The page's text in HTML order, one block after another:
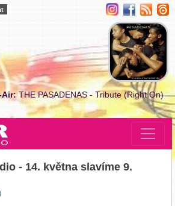
Air:THE PASADENAS - Tribute (Right On)
- 14. května slavíme 9.